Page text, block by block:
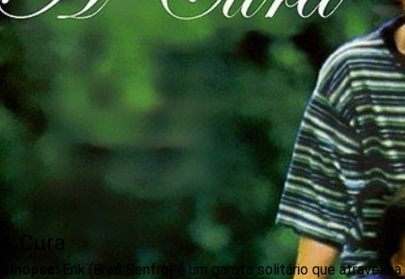
A Cura
Sinopse:
Erik (Brad Renfro) é um garoto solitário que atravessa